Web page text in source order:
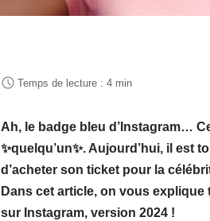
Ah, le badge bleu d’Instagram…
✨quelqu’un✨. Aujourd’hui, il est
d’acheter son ticket pour la
Dans cet article, on vous
sur Instagram, version 2024 !